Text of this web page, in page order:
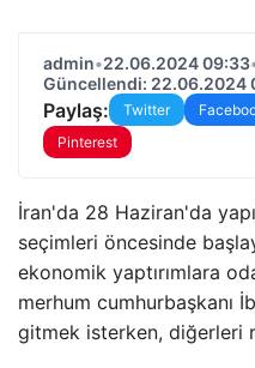
admin•22.06.2024 09:33
Güncellendi: 22.06.2024
Paylaş: Twitter
Pinterest
İran'da 28 Haziran'da
seçimleri öncesinde
ekonomik yaptırımlara
merhum cumhurbaşkanı
gitmek isterken, diğerleri